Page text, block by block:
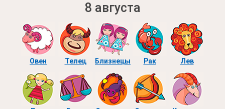
8 августа
Овен Телец Близнецы Рак Лев